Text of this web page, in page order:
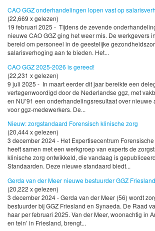
CAO GGZ onderhandelingen lopen vast op
(22,669 x gelezen)
19 februari 2025 - Tijdens de zevende
nieuwe CAO GGZ ging het weer mis. De werkgevers
bereid om personeel in de geestelijke
salarisverhoging aan te bieden. Het...
CAO GGZ 2025-2026 is gereed!
(22,231 x gelezen)
9 juli 2025 - In maart eerder dit jaar bereikte een
vertegenwoordigd door de Nederlandse ggz, met
en NU’91 een onderhandelingsresultaat over nieuwe
voor ggz-medewerkers. De...
Nieuw: zorgstandaard Forensisch klinische zorg
(20,444 x gelezen)
3 december 2024 - Het Expertisecentrum
heeft samen met een werkgroep van experts de
klinische zorg ontwikkeld, die vandaag is
Standaarden. Deze nieuwe standaard biedt...
Gerda van der Meer nieuwe bestuurder GGZ Friesland
(20,222 x gelezen)
3 december 2024 - Gerda van der Meer (56) wordt
bestuurder bij GGZ Friesland en Synaeda. De Raad
haar per februari 2025. Van der Meer, woonachtig in
en tein’ in Friesland, brengt...